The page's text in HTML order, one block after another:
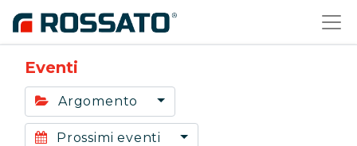
Eventi
Argomento
Prossimi eventi